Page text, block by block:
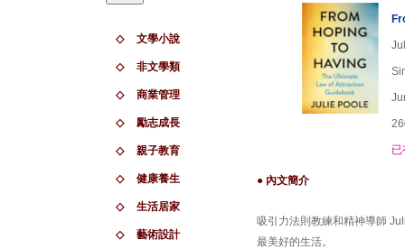
◇ 文學小說
◇ 非文學類
◇ 商業管理
◇ 勵志成長
◇ 親子教育
◇ 健康養生
◇ 生活居家
◇ 藝術設計
● 內文簡介
吸引力法則教練和精神導師
最美好的生活。